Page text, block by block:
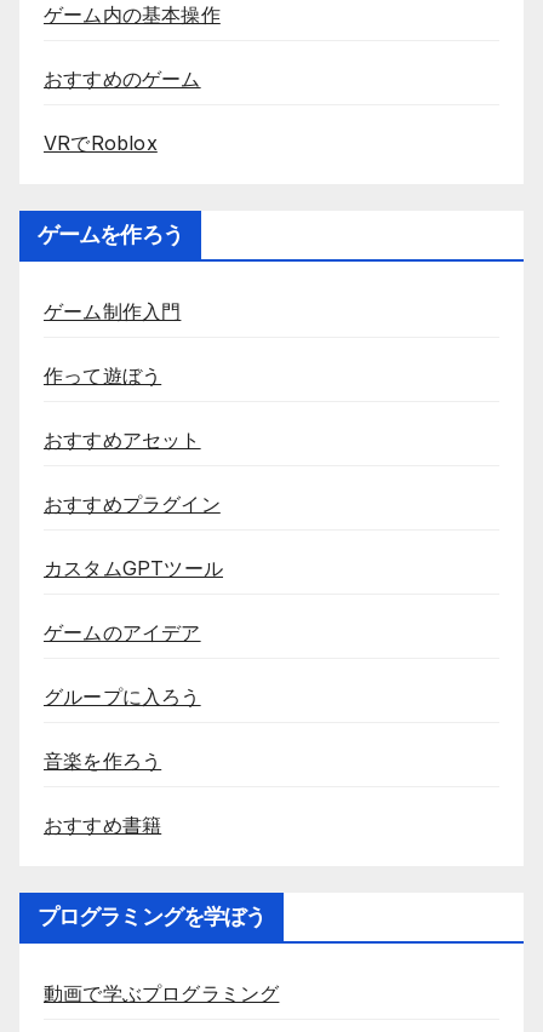
ゲーム内の基本操作
おすすめのゲーム
VRでRoblox
ゲームを作ろう
ゲーム制作入門
作って遊ぼう
おすすめアセット
おすすめプラグイン
カスタムGPTツール
ゲームのアイデア
グループに入ろう
音楽を作ろう
おすすめ書籍
プログラミングを学ぼう
動画で学ぶプログラミング